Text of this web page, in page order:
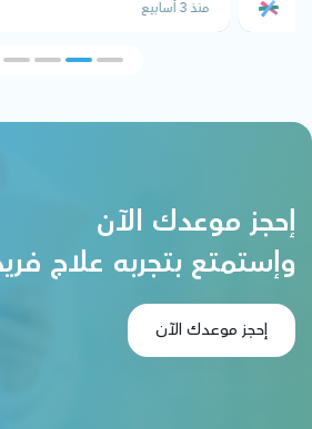
منذ 3 أسابيع
إحجز موعدك الآن
وإستمتع بتجربه علاج
إحجز موعدك الآن